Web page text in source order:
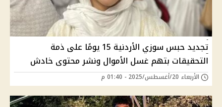
تجديد حبس سوزي الأردنية 15 يومًا على ذمة
التحقيقات بتهم غسل الأموال ونشر محتوى خادش
الأربعاء 20/أغسطس/2025 - 01:40 م